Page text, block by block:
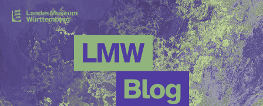
Zum Hauptinhalt springen